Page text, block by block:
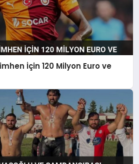
İçin 120 Milyon Euro ve